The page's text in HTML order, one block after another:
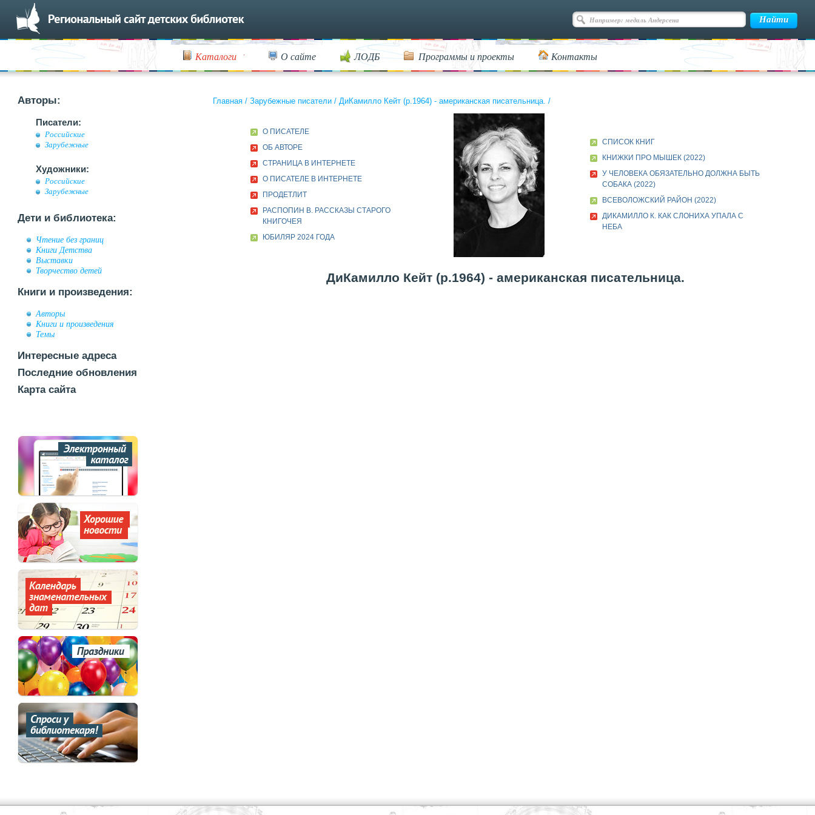
Каталоги О сайте ЛОДБ Программы и проекты Контакты
Авторы:
Писатели:
Российские
Зарубежные
Художники:
Российские
Зарубежные
Дети и библиотека:
Чтение без границ
Книги Детства
Выставки
Творчество детей
Книги и произведения:
Авторы
Книги и произведения
Темы
Интересные адреса
Последние обновления
Карта сайта
Главная / Зарубежные писатели / ДиКамилло Кейт (р.1964) - американская писательница. /
О ПИСАТЕЛЕ
ОБ АВТОРЕ
СТРАНИЦА В ИНТЕРНЕТЕ
О ПИСАТЕЛЕ В ИНТЕРНЕТЕ
ПРОДЕТЛИТ
РАСПОПИН В. РАССКАЗЫ СТАРОГО
КНИГОЧЕЯ
ЮБИЛЯР 2024 ГОДА
СПИСОК КНИГ
КНИЖКИ ПРО МЫШЕК (2022)
У ЧЕЛОВЕКА ОБЯЗАТЕЛЬНО ДОЛЖНА БЫТЬ
СОБАКА (2022)
ВСЕВОЛОЖСКИЙ РАЙОН (2022)
ДИКАМИЛЛО К. КАК СЛОНИХА УПАЛА С
НЕБА
ДиКамилло Кейт (р.1964) - американская писательница.